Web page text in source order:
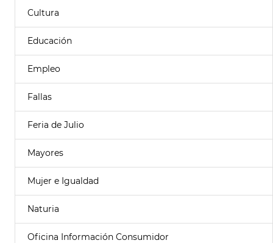
Cultura
Educación
Empleo
Fallas
Feria de Julio
Mayores
Mujer e Igualdad
Naturia
Oficina Información Consumidor